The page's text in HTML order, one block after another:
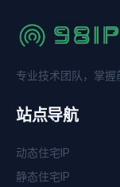
专业技术团队，掌握
站点导航
动态住宅IP
静态住宅IP